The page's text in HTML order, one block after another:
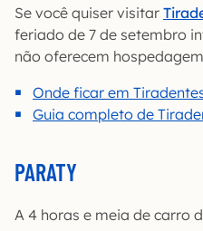
Se você quiser visitar
feriado de 7 de setembro
não oferecem
Onde ficar em
Guia completo de
PARATY
A 4 horas e meia de carro